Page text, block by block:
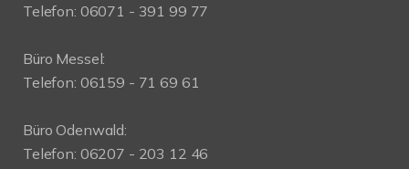
Telefon: 06071 - 391 99 77
Büro Messel:
Telefon: 06159 - 71 69 61
Büro Odenwald:
Telefon: 06207 - 203 12 46